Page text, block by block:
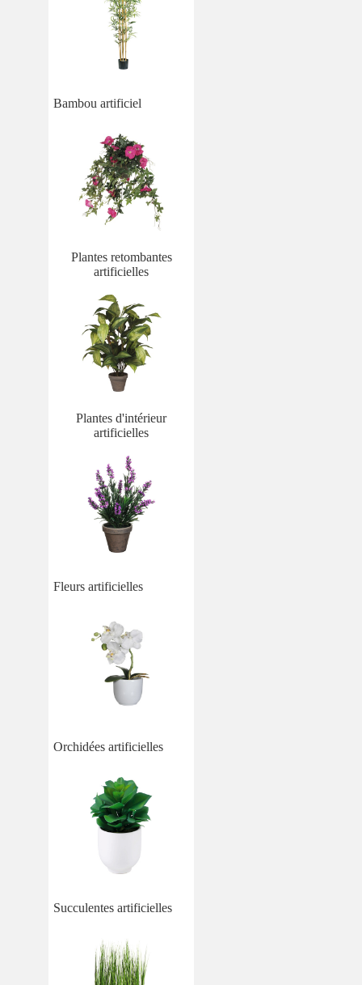
Bambou artificiel
Plantes retombantes
artificielles
Plantes d'intérieur
artificielles
Fleurs artificielles
Orchidées artificielles
Succulentes artificielles